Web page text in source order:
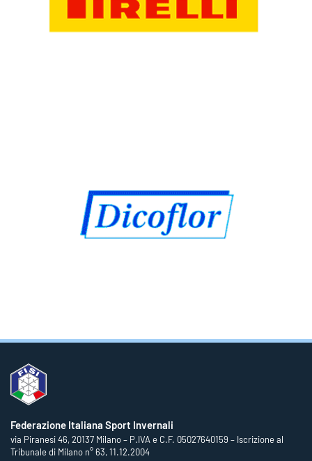
Federazione Italiana Sport Invernali
via Piranesi 46, 20137 Milano – P.IVA e C.F. 05027640159 – Iscrizione al
Tribunale di Milano n° 63, 11.12.2004